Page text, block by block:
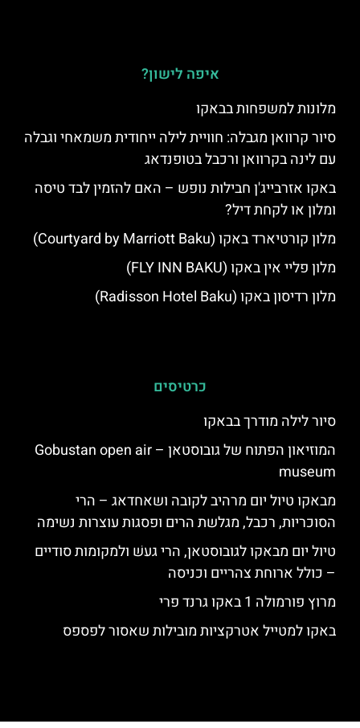
איפה לישון?
מלונות למשפחות בבאקו
סיור קרוואן מגבלה: חוויית לילה ייחודית משמאחי וגבלה
עם לינה בקרוואן ורכבל בטופנדאג
באקו אזרבייג'ן חבילות נופש – האם להזמין לבד טיסה
ומלון או לקחת דיל?
מלון קורטיארד באקו (Courtyard by Marriott Baku)
מלון פליי אין באקו (FLY INN BAKU)
מלון רדיסון באקו (Radisson Hotel Baku)
כרטיסים
סיור לילה מודרך בבאקו
המוזיאון הפתוח של גובוסטאן – Gobustan open air
museum
מבאקו טיול יום מרהיב לקובה ושאחדאג – הרי
הסוכריות, רכבל, מגלשת הרים ופסגות עוצרות נשימה
טיול יום מבאקו לגובוסטאן, הרי געשׁ ולמקומות סודיים
– כולל ארוחת צהריים וכניסה
מרוץ פורמולה 1 באקו גרנד פרי
באקו למטייל אטרקציות מובילות שאסור לפספס